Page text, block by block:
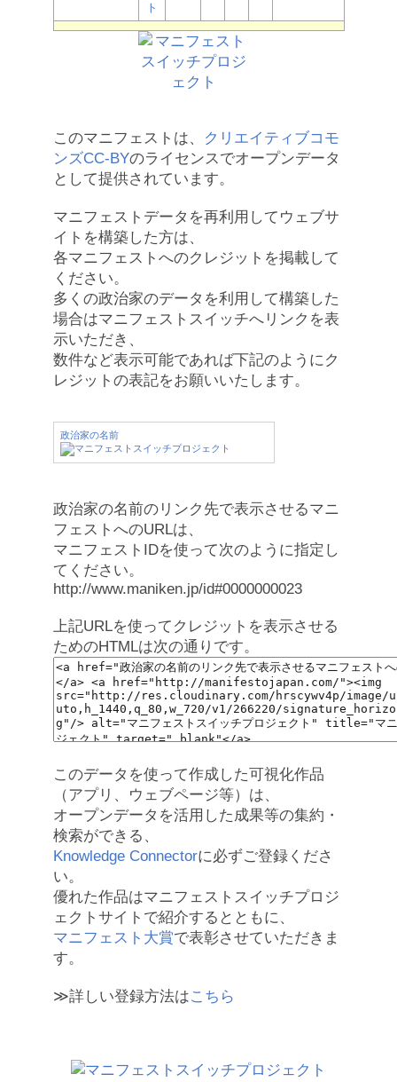
ト
このマニフェストは、
クリエイティブコモ
ンズCC-BYのライセンスでオープンデータ
として提供されています。
マニフェストデータを再利用してウェブサ
イトを構築した方は、
各マニフェストへのクレジットを掲載して
ください。
多くの政治家のデータを利用して構築した
場合はマニフェストスイッチへリンクを表
示いただき、
数件など表示可能であれば下記のようにク
レジットの表記をお願いいたします。
政治家の名前
政治家の名前のリンク先で表示させるマニ
フェストへのURLは、
マニフェストIDを使って次のように指定し
てください。
http://www.maniken.jp/id#0000000023
上記URLを使ってクレジットを表示させる
ためのHTMLは次の通りです。
このデータを使って作成した可視化作品
（アプリ、ウェブページ等）は、
オープンデータを活用した成果等の集約・
検索ができる、
Knowledge Connectorに必ずご登録くださ
い。
優れた作品はマニフェストスイッチプロジ
ェクトサイトで紹介するとともに、
マニフェスト大賞で表彰させていただきま
す。
≫詳しい登録方法はこちら